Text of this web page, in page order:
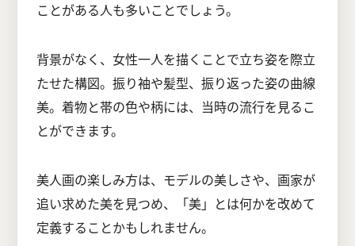
ことがある人も多いことでしょう。
背景がなく、女性一人を描くことで立ち姿を際立
たせた構図。振り袖や髪型、振り返った姿の曲線
美。着物と帯の色や柄には、当時の流行を見るこ
とができます。
美人画の楽しみ方は、モデルの美しさや、画家が
追い求めた美を見つめ、「美」とは何かを改めて
定義することかもしれません。